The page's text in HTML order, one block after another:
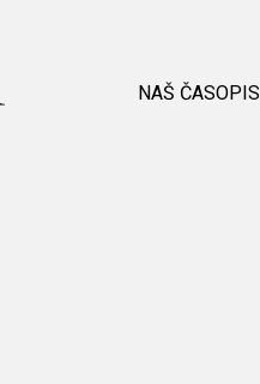
NAŠ ČASOPIS